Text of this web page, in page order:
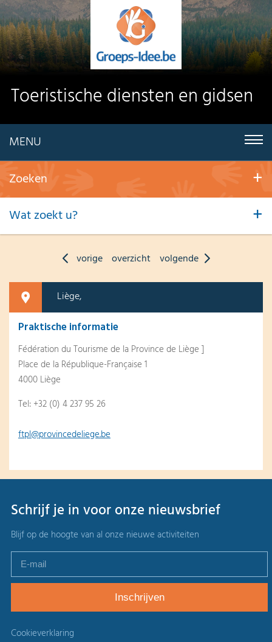
Toeristische diensten en gidsen
MENU
Zoeken
Wat zoekt u?
vorige overzicht volgende
Liège,
Praktische informatie
Fédération du Tourisme de la Province de Liège ]
Place de la République-Française 1
4000 Liège
Tel: +32 (0) 4 237 95 26
ftpl@provincedeliege.be
Schrijf je in voor onze nieuwsbrief
Blijf op de hoogte van al onze nieuwe activiteiten
Cookieverklaring